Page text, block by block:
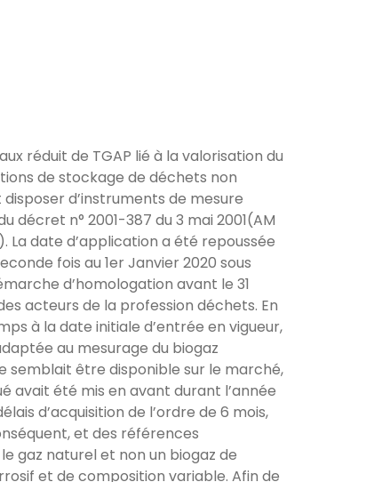
réduit de TGAP lié à la valorisation du
de stockage de déchets non
d’instruments de mesure
décret n° 2001-387 du 3 mai 2001(AM
La date d’application a été repoussée
fois au 1er Janvier 2020 sous
d’homologation avant le 31
acteurs de la profession déchets. En
à la date initiale d’entrée en vigueur,
au mesurage du biogaz
semblait être disponible sur le marché,
avait été mis en avant durant l’année
d’acquisition de l’ordre de 6 mois,
et des références
gaz naturel et non un biogaz de
et de composition variable. Afin de